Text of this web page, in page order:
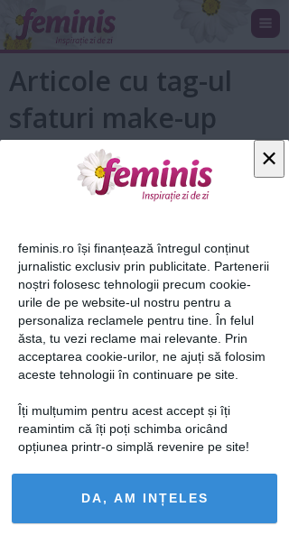
×
feminis.ro își finanțează întregul conținut
jurnalistic exclusiv prin publicitate. Partenerii
noștri folosesc tehnologii precum cookie-
urile de pe website-ul nostru pentru a
personaliza reclamele pentru tine. În felul
ăsta, tu vezi reclame mai relevante. Prin
acceptarea cookie-urilor, ne ajuți să folosim
aceste tehnologii în continuare pe site.
Îți mulțumim pentru acest accept și îți
reamintim că îți poți schimba oricând
opțiunea printr-o simplă revenire pe site!
DA, AM INȚELES
Articole cu tag-ul
sfaturi make-up
5 greşeli pe care un make-up artist
nu le-ar face niciodată
Horoscop
Săptămânal